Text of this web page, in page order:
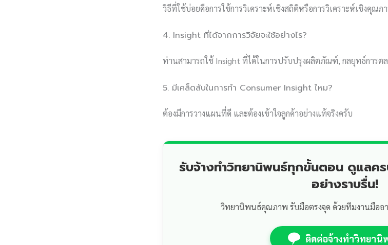
วิธีที่ใช้บ่อยคือการใช้การวิเคราะห์เชิงสถิติหรือการวิเคราะห์เชิงคุณภ
4. Insight ที่ได้จากการวิจัยจะใช้อย่างไร?
ท่านสามารถใช้ Insight ที่ได้ในการปรับปรุงผลิตภัณฑ์, กลยุทธ์การตล
5. มีเคล็ดลับในการทำ Consumer Insight ไหม?
ต้องมีการวางแผนที่ดี และต้องเข้าใจลูกค้าอย่างแท้จริงครับ
รับจ้างทำวิทยานิพนธ์ทุกขั้นตอน ดูแลค
อย่างราบรื่น!
วิทยานิพนธ์คุณภาพ รับมือตรงจุด ด้วยทีมงานมืออ
ติดต่อจ้างทำวิทยานิ